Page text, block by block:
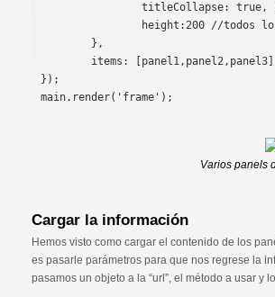
});
Varios panels
Cargar la información
Hemos visto como cargar el contenido de los
es pasarle parámetros para que nos regrese la
pasamos un objeto a la “url”, el método a usar y